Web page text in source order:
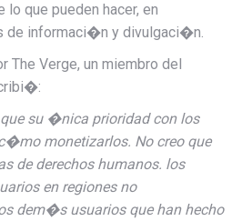
que pueden hacer, en
informaci�n y divulgaci�n.
The Verge, un miembro del
su �nica prioridad con los
monetizarlos. No creo que
de derechos humanos. los
en regiones no
dem�s usuarios que han hecho